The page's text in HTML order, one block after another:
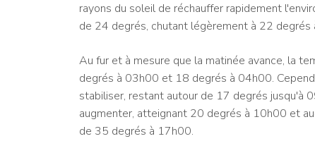
rayons du soleil de réchauffer rapidement
de 24 degrés, chutant légèrement à 22
Au fur et à mesure que la matinée avance, la
degrés à 03h00 et 18 degrés à 04h00.
stabiliser, restant autour de 17 degrés jusqu'à
augmenter, atteignant 20 degrés à 10h00 et
de 35 degrés à 17h00.